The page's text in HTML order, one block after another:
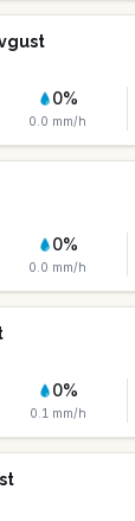
0%
0.0 mm/h
0%
0.0 mm/h
0%
0.1 mm/h